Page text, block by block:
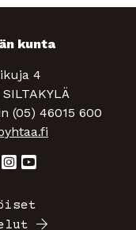
kunta
4
SILTAKYLÄ
(05) 46015 600